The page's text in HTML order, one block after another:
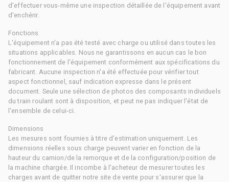
d'effectuer vous-même une inspection détaillée de l'équipement avant
d'enchérir.
Fonctions
L'équipement n'a pas été testé avec charge ou utilisé dans toutes les
situations applicables. Nous ne garantissons en aucun cas le bon
fonctionnement de l'équipement conformément aux spécifications du
fabricant. Aucune inspection n'a été effectuée pour vérifier tout
aspect fonctionnel, sauf indication expresse dans le présent
document. Seule une sélection de photos des composants individuels
du train roulant sont à disposition, et peut ne pas indiquer l'état de
l'ensemble de celui-ci.
Dimensions
Les mesures sont fournies à titre d'estimation uniquement. Les
dimensions réelles sous charge peuvent varier en fonction de la
hauteur du camion/de la remorque et de la configuration/position de
la machine chargée. Il incombe à l'acheteur de mesurer toutes les
charges avant de quitter notre site de vente pour s'assurer que la